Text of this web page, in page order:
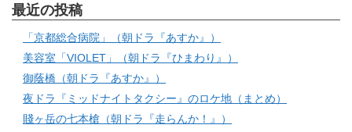
最近の投稿
「京都総合病院」（朝ドラ『あすか』）
美容室「VIOLET」（朝ドラ『ひまわり』）
御蔭橋（朝ドラ『あすか』）
夜ドラ『ミッドナイトタクシー』のロケ地（まとめ）
賤ヶ岳の七本槍（朝ドラ『走らんか！』）